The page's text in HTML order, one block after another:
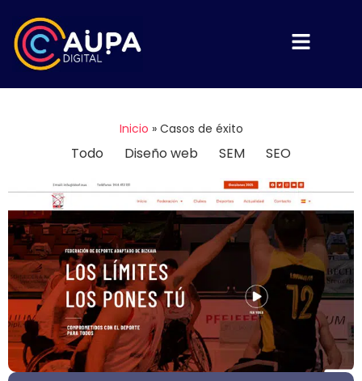
Inicio » Casos de éxito
Todo Diseño web SEM SEO